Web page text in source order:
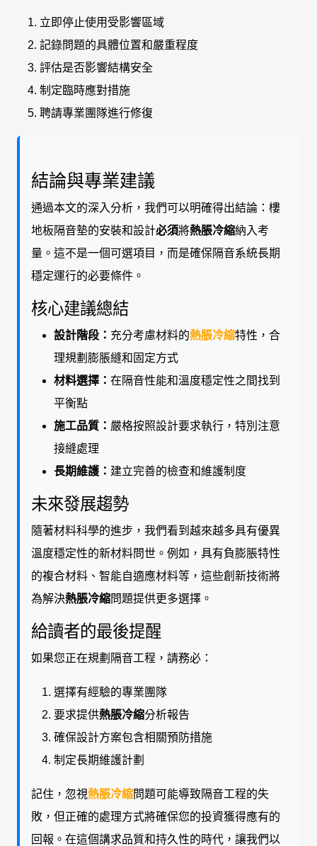
立即停止使用受影響區域
記錄問題的具體位置和嚴重程度
評估是否影響結構安全
制定臨時應對措施
聘請專業團隊進行修復
結論與專業建議
通過本文的深入分析，我們可以明確得出結論：樓
地板隔音墊的安裝和設計必須將熱脹冷縮納入考
量。這不是一個可選項目，而是確保隔音系統長期
穩定運行的必要條件。
核心建議總結
設計階段： 充分考慮材料的熱脹冷縮特性，合
理規劃膨脹縫和固定方式
材料選擇： 在隔音性能和溫度穩定性之間找到
平衡點
施工品質： 嚴格按照設計要求執行，特別注意
接縫處理
長期維護： 建立完善的檢查和維護制度
未來發展趨勢
隨著材料科學的進步，我們看到越來越多具有優異
溫度穩定性的新材料問世。例如，具有負膨脹特性
的複合材料、智能自適應材料等，這些創新技術將
為解決熱脹冷縮問題提供更多選擇。
給讀者的最後提醒
如果您正在規劃隔音工程，請務必：
選擇有經驗的專業團隊
要求提供熱脹冷縮分析報告
確保設計方案包含相關預防措施
制定長期維護計劃
記住，忽視熱脹冷縮問題可能導致隔音工程的失
敗，但正確的處理方式將確保您的投資獲得應有的
回報。在這個講求品質和持久性的時代，讓我們以